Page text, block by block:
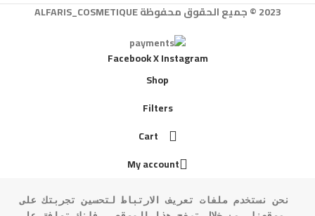
2023 © جميع الحقوق محفوظة ALFARIS_COSMETIQUE
FacebookXInstagram
Shop
Filters
Cart
My account
نحن نستخدم ملفات تعريف الارتباط لتحسين تجربتك على